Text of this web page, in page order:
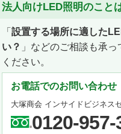
法人向けLED照明のこと
「 設置する場所に適した
い？ 」などのご相談も承
ください。
お電話でのお問い合わせ
大塚商会 インサイドビジネス
0120-957-